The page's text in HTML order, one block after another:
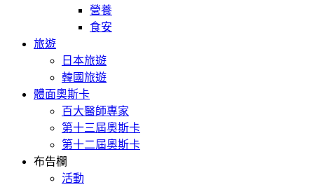
營養
食安
旅遊
日本旅遊
韓國旅遊
體面奧斯卡
百大醫師專家
第十三屆奧斯卡
第十二屆奧斯卡
布告欄
活動